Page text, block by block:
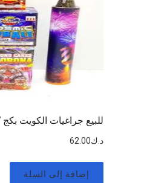
للبيع جراغيات الكويت بكج 7
د.ك62.00
إضافة إلى السلة